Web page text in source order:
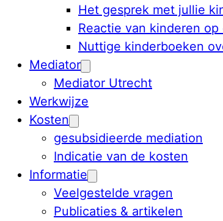
Het gesprek met jullie
Reactie van kinderen
Nuttige kinderboeken
Mediator
Mediator Utrecht
Werkwijze
Kosten
gesubsidieerde mediation
Indicatie van de kosten
Informatie
Veelgestelde vragen
Publicaties & artikelen